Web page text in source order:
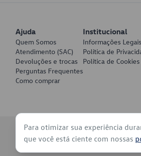
Discos de Freio
Juntas de Bomba de Vácuo
Mangueiras de Vácuo de Servo
Pratos de Disco de Freio
Travas de Pastilha de Freio
Ajuda
Quem Somos
Atendimento (SAC)
Devoluções e trocas
Perguntas Frequentes
Como comprar
Institucional
Informações Legais
Política de
Política de Cookies
© 2026 - Volkswagen do Brasil - Todos
Para otimizar sua experiência
que você está ciente com nossas